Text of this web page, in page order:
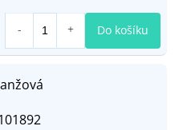
Do košíku